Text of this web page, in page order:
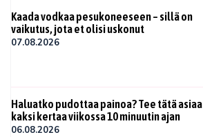
Kaada vodkaa pesukoneeseen – sillä on
vaikutus, jota et olisi uskonut
07.08.2026
Haluatko pudottaa painoa? Tee tätä asiaa
kaksi kertaa viikossa 10 minuutin ajan
06.08.2026